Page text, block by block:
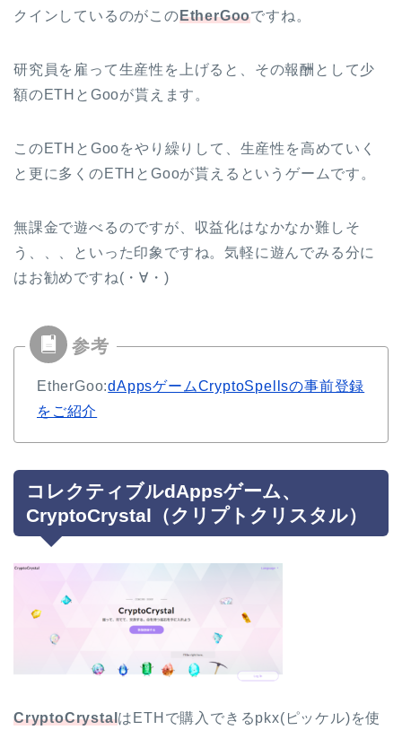
クインしているのがこのEtherGooですね。
研究員を雇って生産性を上げると、その報酬として少
額のETHとGooが貰えます。
このETHとGooをやり繰りして、生産性を高めていく
と更に多くのETHとGooが貰えるというゲームです。
無課金で遊べるのですが、収益化はなかなか難しそ
う、、、といった印象ですね。気軽に遊んでみる分に
はお勧めですね(・∀・)
EtherGoo:dAppsゲームCryptoSpellsの事前登録
をご紹介
コレクティブルdAppsゲーム、
CryptoCrystal（クリプトクリスタル）
CryptoCrystal はETHで購入できるpkx(ピッケル)を使